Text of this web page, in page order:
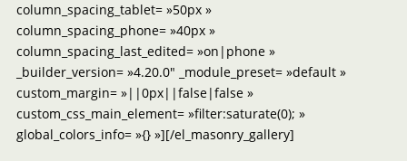
column_spacing_tablet= »50px »
column_spacing_phone= »40px »
column_spacing_last_edited= »on|phone »
_builder_version= »4.20.0″ _module_preset= »default »
custom_margin= »||0px||false|false »
custom_css_main_element= »filter:saturate(0); »
global_colors_info= »{} »][/el_masonry_gallery]